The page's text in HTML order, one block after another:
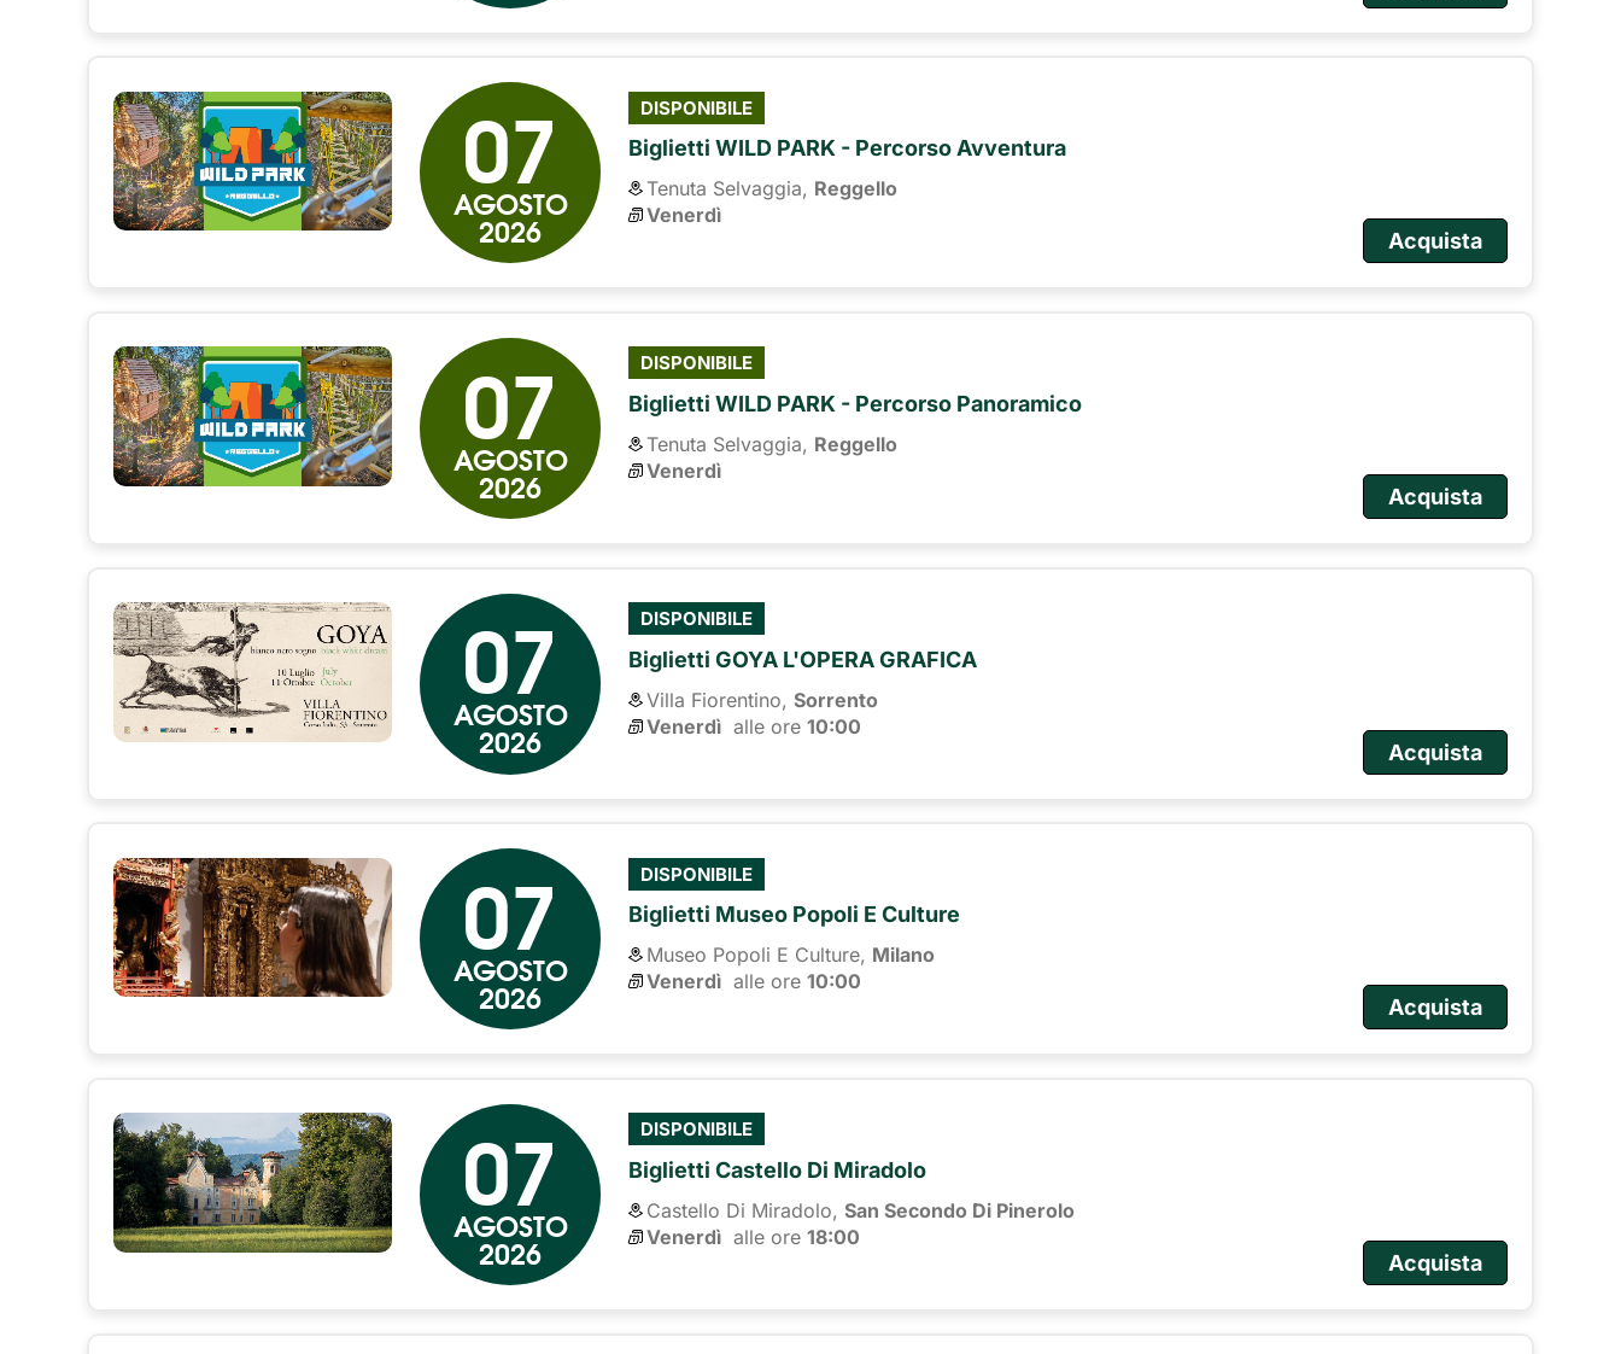
07
AGOSTO
2026
DISPONIBILE
Biglietti WILD PARK - Percorso Avventura
Tenuta Selvaggia, Reggello
Venerdì
Acquista
07
AGOSTO
2026
DISPONIBILE
Biglietti WILD PARK - Percorso Panoramico
Tenuta Selvaggia, Reggello
Venerdì
Acquista
07
AGOSTO
2026
DISPONIBILE
Biglietti GOYA L'OPERA GRAFICA
Villa Fiorentino, Sorrento
Venerdì alle ore 10:00
Acquista
07
AGOSTO
2026
DISPONIBILE
Biglietti Museo Popoli E Culture
Museo Popoli E Culture, Milano
Venerdì alle ore 10:00
Acquista
07
AGOSTO
2026
DISPONIBILE
Biglietti Castello Di Miradolo
Castello Di Miradolo, San Secondo Di Pinerolo
Venerdì alle ore 18:00
Acquista